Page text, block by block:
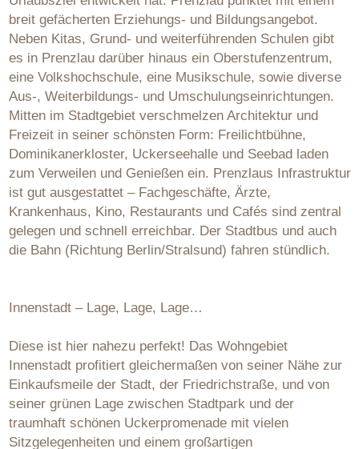
breit gefächerten Erziehungs- und Bildungsangebot.
Neben Kitas, Grund- und weiterführenden Schulen gibt
es in Prenzlau darüber hinaus ein Oberstufenzentrum,
eine Volkshochschule, eine Musikschule, sowie diverse
Aus-, Weiterbildungs- und Umschulungseinrichtungen.
Mitten im Stadtgebiet verschmelzen Architektur und
Freizeit in seiner schönsten Form: Freilichtbühne,
Dominikanerkloster, Uckerseehalle und Seebad laden
zum Verweilen und Genießen ein. Prenzlaus Infrastruktur
ist gut ausgestattet – Fachgeschäfte, Ärzte,
Krankenhaus, Kino, Restaurants und Cafés sind zentral
gelegen und schnell erreichbar. Der Stadtbus und auch
die Bahn (Richtung Berlin/Stralsund) fahren stündlich.
Innenstadt – Lage, Lage, Lage…
Diese ist hier nahezu perfekt! Das Wohngebiet
Innenstadt profitiert gleichermaßen von seiner Nähe zur
Einkaufsmeile der Stadt, der Friedrichstraße, und von
seiner grünen Lage zwischen Stadtpark und der
traumhaft schönen Uckerpromenade mit vielen
Sitzgelegenheiten und einem großartigen